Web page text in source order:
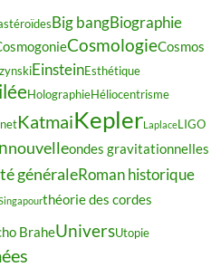
Big bangBiographie
CosmologieCosmos
EinsteinEsthétique
HolographieHéliocentrisme
KatmaiKeplerLaplaceLIGO
nouvelleondes gravitationnelles
généraleRoman historique
théorie des cordes
BraheUniversUtopie